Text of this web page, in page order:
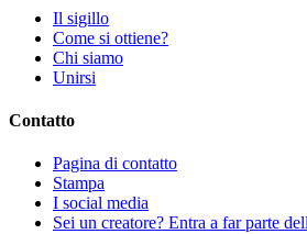
Il sigillo
Come si ottiene?
Chi siamo
Unirsi
Contatto
Pagina di contatto
Stampa
I social media
Sei un creatore? Entra a far parte